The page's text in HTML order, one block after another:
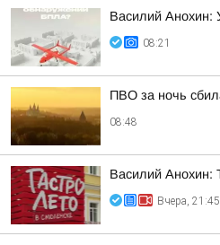
Василий Анохин:
08:21
ПВО за ночь
08:48
Василий Анохин:
Вчера, 21:45